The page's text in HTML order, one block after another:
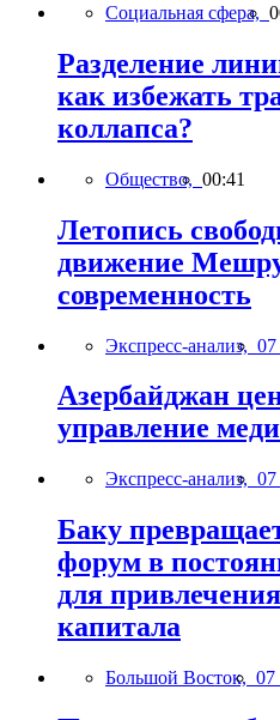
Социальная сфера,
Разделение
как избежать
коллапса?
Общество, 00:41
Летопись
движение
современность
Экспресс-анализ, 07
Азербайджан
управление
Экспресс-анализ, 07
Баку
форум в
для
капитала
Большой Восток, 07